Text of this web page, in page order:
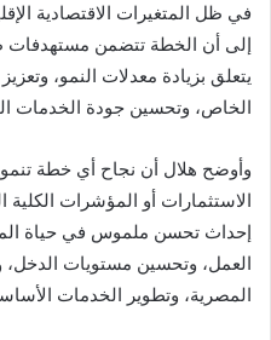
في ظل المتغيرات الاقتصادية
إلى أن الخطة تتضمن
يتعلق بزيادة معدلات النمو،
الخاص، وتحسين جودة الخدمات
وأوضح هلال أن نجاح أي خطة
الاستثمارات أو المؤشرات الكلية
إحداث تحسن ملموس في حياة
العمل، وتحسين مستويات الدخل،
المصرية، وتطوير الخدمات